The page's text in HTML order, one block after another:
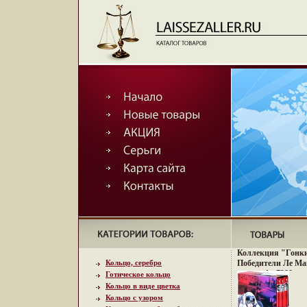
Кольцо, серебро
Готическое кольцо
Кольцо в виде цветка
Кольцо с узором
Коллекция
Победители Ле
году инфо 7389q.